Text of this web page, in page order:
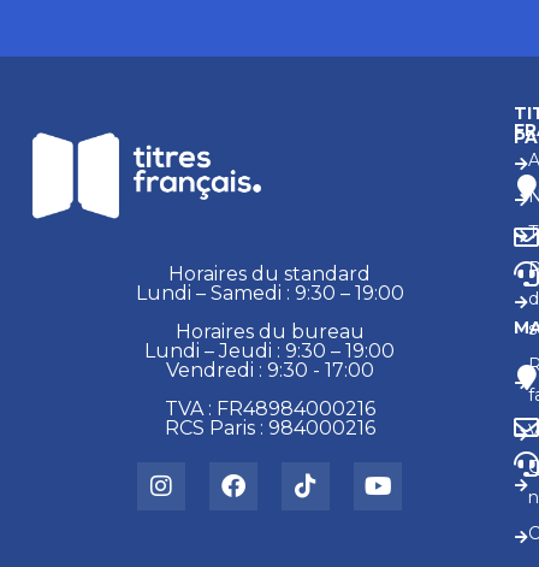
Horaires du standard
Lundi – Samedi : 9:30 – 19:00
Horaires du bureau
Lundi – Jeudi : 9:30 – 19:00
Vendredi : 9:30 - 17:00
TVA : FR48984000216
RCS Paris : 984000216